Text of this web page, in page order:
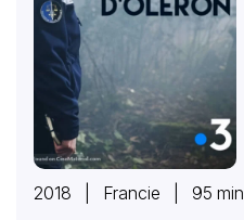
2018 | Francie | 95 min